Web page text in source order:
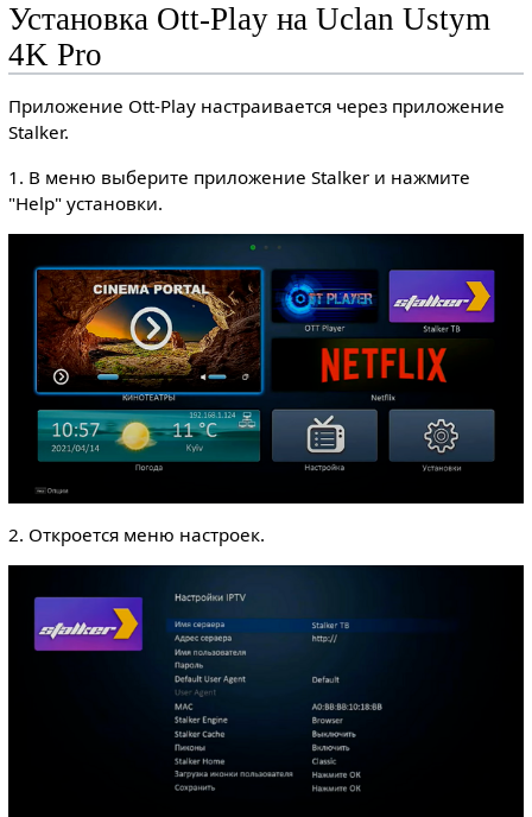
Установка Ott-Play на Uclan Ustym
4K Pro
Приложение Ott-Play настраивается через приложение
Stalker.
1. В меню выберите приложение Stalker и нажмите
"Help" установки.
2. Откроется меню настроек.